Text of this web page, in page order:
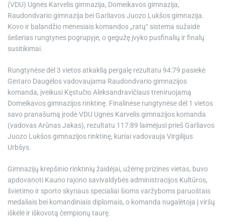
(VDU) Ugnės Karvelis gimnazija, Domeikavos gimnazija,
Raudondvario gimnazija bei Garliavos Juozo Lukšos gimnazija.
Kovo ir balandžio mėnesiais komandos „ratų“ sistema sužaidė
šešerias rungtynes pogrupyje, o gegužę įvyko pusfinalių ir finalų
susitikimai.
Rungtynėse dėl 3 vietos atkaklią pergalę rezultatu 94:79 pasiekė
Gintaro Daugėlos vadovaujama Raudondvario gimnazijos
komanda, įveikusi Kęstučio Aleksandravičiaus treniruojamą
Domeikavos gimnazijos rinktinę. Finalinėse rungtynėse dėl 1 vietos
savo pranašumą įrodė VDU Ugnės Karvelis gimnazijos komanda
(vadovas Arūnas Jakas), rezultatu 117:89 laimėjusi prieš Garliavos
Juozo Lukšos gimnazijos rinktinę, kuriai vadovauja Virgilijus
Urbšys.
Gimnazijų krepšinio rinktinių žaidėjai, užėmę prizines vietas, buvo
apdovanoti Kauno rajono savivaldybės administracijos Kultūros,
švietimo ir sporto skyriaus specialiai šioms varžyboms paruoštais
medaliais bei komandiniais diplomais, o komanda nugalėtoja į viršų
iškėlė ir iškovotą čempionų taurę.